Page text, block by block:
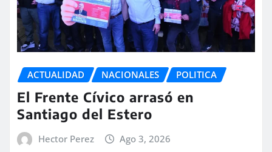
ACTUALIDAD NACIONALES POLITICA
El Frente Cívico arrasó en
Santiago del Estero
Hector Perez Ago 3, 2026